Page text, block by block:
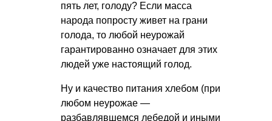
пять лет, голоду? Если масса
народа попросту живет на грани
голода, то любой неурожай
гарантированно означает для этих
людей уже настоящий голод.
Ну и качество питания хлебом (при
любом неурожае —
разбавлявшемся лебедой и иными